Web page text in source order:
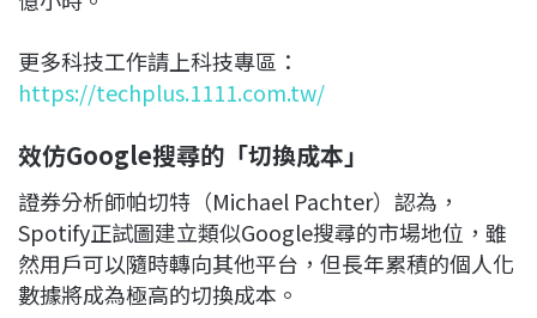
更多科技工作請上科技專區：
https://techplus.1111.com.tw/
效仿Google搜尋的「切換成本」
證券分析師帕切特（Michael Pachter）認為，
Spotify正試圖建立類似Google搜尋的市場地位，雖
然用戶可以隨時轉向其他平台，但長年累積的個人化
數據將成為極高的切換成本。